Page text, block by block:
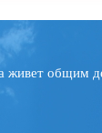
живет общим